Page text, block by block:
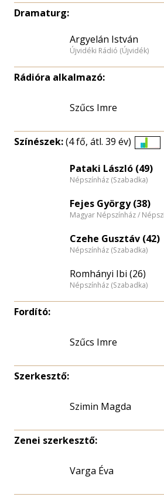
Dramaturg:
Argyelán István
Újvidéki Rádió (Újvidék)
Rádióra alkalmazó:
Szűcs Imre
Színészek:(4 fő, átl. 39 év)
Pataki László (49)
Népszínház (Szabadka)
Fejes György (38)
Magyar Népszínház /
Czehe Gusztáv (42)
Népszínház (Szabadka)
Romhányi Ibi (26)
Népszínház (Szabadka)
Fordító:
Szűcs Imre
Szerkesztő:
Szimin Magda
Zenei szerkesztő:
Varga Éva